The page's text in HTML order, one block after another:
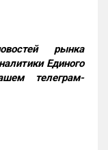
рынка
Единого
телеграм-